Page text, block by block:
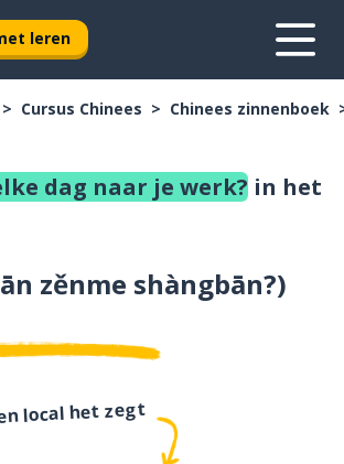
leren
Cursus Chinees Chinees zinnenboek
dag naar je werk? in het
zěnme shàngbān?)
local het zegt